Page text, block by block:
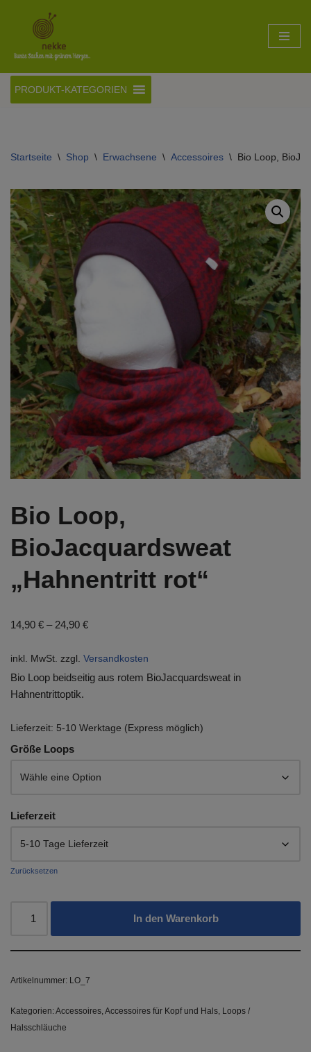
Inhalt
springen
PRODUKT-KATEGORIEN
Startseite \ Shop \ Erwachsene \ Accessoires \ Bio Loop,
Bio Loop,
BioJacquardsweat
„Hahnentritt rot“
14,90 € – 24,90 €
inkl. MwSt. zzgl. Versandkosten
Bio Loop beidseitig aus rotem BioJacquardsweat in
Hahnentrittoptik.
Lieferzeit: 5-10 Werktage (Express möglich)
Größe Loops
Lieferzeit
Zurücksetzen
In den Warenkorb
Artikelnummer: LO_7
Kategorien:Accessoires,Accessoires für Kopf und Hals, Loops /
Halsschläuche